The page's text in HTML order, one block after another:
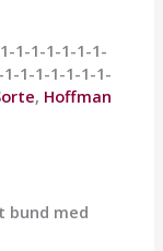
1-1-1-1-1-1-
1-1-1-1-1-1-
, Hoffman
bund med